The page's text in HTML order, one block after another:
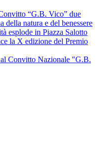
“G.B. Vico” due
della natura e del benessere
esplode in Piazza Salotto
la X edizione del Premio
Convitto Nazionale "G.B.